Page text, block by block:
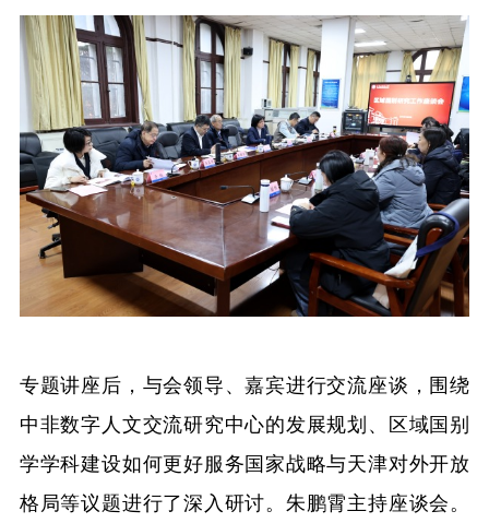
专题讲座后，与会领导、嘉宾进行交流座谈，围绕
中非数字人文交流研究中心的发展规划、区域国别
学学科建设如何更好服务国家战略与天津对外开放
格局等议题进行了深入研讨。朱鹏霄主持座谈会。